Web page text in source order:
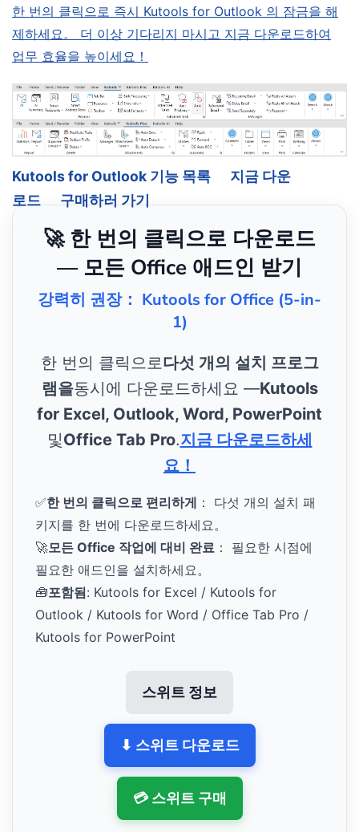
한 번의 클릭으로 즉시 Kutools for Outlook 의 잠금을 해
제하세요。 더 이상 기다리지 마시고 지금 다운로드하여
업무 효율을 높이세요！
Kutools for Outlook 기능 목록
지금 다운
로드
구매하러 가기
🚀 한 번의 클릭으로 다운로드
— 모든 Office 애드인 받기
강력히 권장： Kutools for Office (5-in-
1)
한 번의 클릭으로다섯 개의 설치 프로그
램을동시에 다운로드하세요 —Kutools
for Excel, Outlook, Word, PowerPoint
및Office Tab Pro.지금 다운로드하세
요！
✅한 번의 클릭으로 편리하게 ： 다섯 개의 설치 패
키지를 한 번에 다운로드하세요。
🚀모든 Office 작업에 대비 완료 ： 필요한 시점에
필요한 애드인을 설치하세요。
🧰포함됨: Kutools for Excel / Kutools for
Outlook / Kutools for Word / Office Tab Pro /
Kutools for PowerPoint
스위트 정보
⬇ 스위트 다운로드
💳 스위트 구매